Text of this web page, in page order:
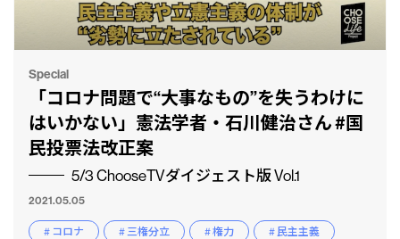
CLP市民と
Special
「コロナ問題で“大事なもの”を失うわけに
はいかない」憲法学者・石川健治さん #国
民投票法改正案
5/3 ChooseTVダイジェスト版 Vol.1
2021.05.05
# コロナ # 三権分立 # 権力
# 民主主義